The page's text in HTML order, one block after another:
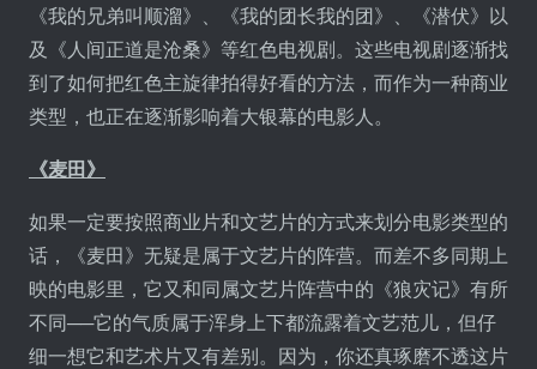
《我的兄弟叫顺溜》、《我的团长我的团》、《潜伏》以
及《人间正道是沧桑》等红色电视剧。这些电视剧逐渐找
到了如何把红色主旋律拍得好看的方法，而作为一种商业
类型，也正在逐渐影响着大银幕的电影人。
《麦田》
如果一定要按照商业片和文艺片的方式来划分电影类型的
话，《麦田》无疑是属于文艺片的阵营。而差不多同期上
映的电影里，它又和同属文艺片阵营中的《狼灾记》有所
不同──它的气质属于浑身上下都流露着文艺范儿，但仔
细一想它和艺术片又有差别。因为，你还真琢磨不透这片